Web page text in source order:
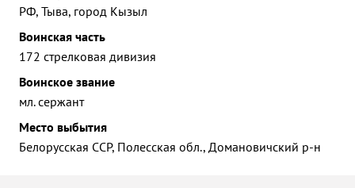
РФ, Тыва, город Кызыл
Воинская часть
172 стрелковая дивизия
Воинское звание
мл. сержант
Место выбытия
Белорусская ССР, Полесская обл., Домановичский р-н